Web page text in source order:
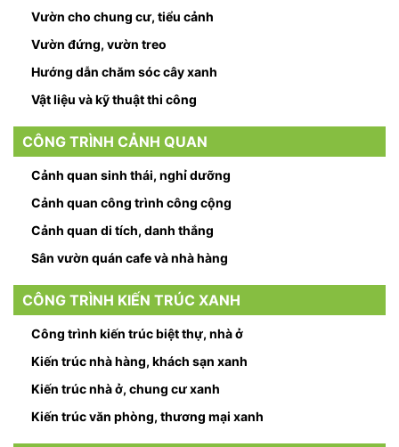
Vườn cho chung cư, tiểu cảnh
Vườn đứng, vườn treo
Hướng dẫn chăm sóc cây xanh
Vật liệu và kỹ thuật thi công
CÔNG TRÌNH CẢNH QUAN
Cảnh quan sinh thái, nghỉ dưỡng
Cảnh quan công trình công cộng
Cảnh quan di tích, danh thắng
Sân vườn quán cafe và nhà hàng
CÔNG TRÌNH KIẾN TRÚC XANH
Công trình kiến trúc biệt thự, nhà ở
Kiến trúc nhà hàng, khách sạn xanh
Kiến trúc nhà ở, chung cư xanh
Kiến trúc văn phòng, thương mại xanh